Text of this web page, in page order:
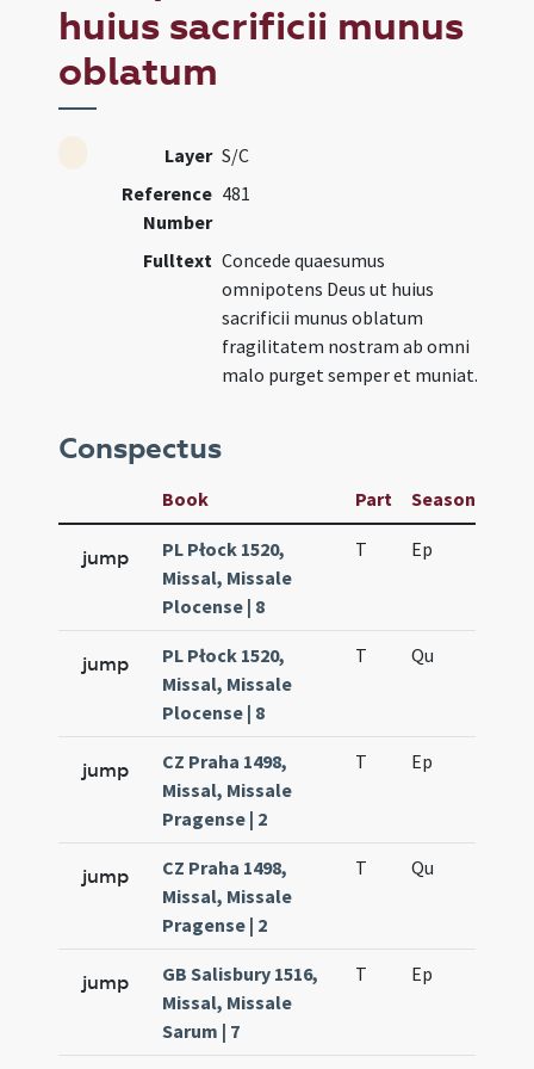
huius sacrificii munus
oblatum
Layer S/C
Reference
Number
481
Fulltext Concede quaesumus
omnipotens Deus ut huius
sacrificii munus oblatum
fragilitatem nostram ab omni
malo purget semper et muniat.
Conspectus
Book Part Season
jump
PL Płock 1520,
Missal, Missale
Plocense | 8
T Ep
jump
PL Płock 1520,
Missal, Missale
Plocense | 8
T Qu
jump
CZ Praha 1498,
Missal, Missale
Pragense | 2
T Ep
jump
CZ Praha 1498,
Missal, Missale
Pragense | 2
T Qu
jump
GB Salisbury 1516,
Missal, Missale
Sarum | 7
T Ep